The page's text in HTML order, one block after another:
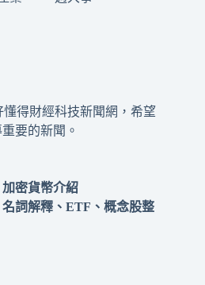
得財經科技新聞網，希望
要的新聞。
加密貨幣介紹
名詞解釋、ETF、概念股整